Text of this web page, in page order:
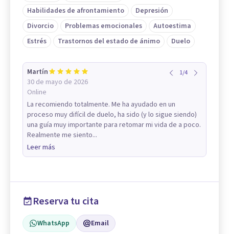
Habilidades de afrontamiento
Depresión
Divorcio
Problemas emocionales
Autoestima
Estrés
Trastornos del estado de ánimo Duelo
Martín
30 de mayo de 2026
Online
1/4
La recomiendo totalmente. Me ha ayudado en un
proceso muy difícil de duelo, ha sido (y lo sigue siendo)
una guía muy importante para retomar mi vida de a poco.
Realmente me siento...
Leer más
Reserva tu cita
WhatsApp Email